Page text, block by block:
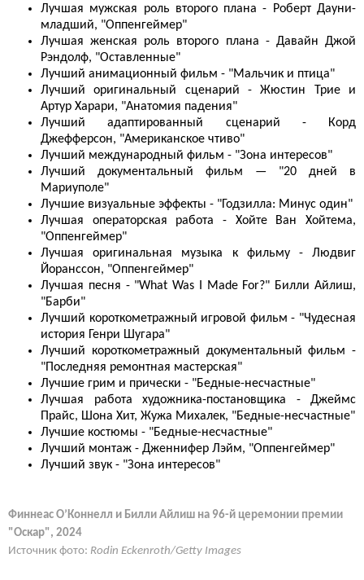
Лучшая мужская роль второго плана - Роберт Дауни-
младший, "Оппенгеймер"
Лучшая женская роль второго плана - Давайн Джой
Рэндолф, "Оставленные"
Лучший анимационный фильм - "Мальчик и птица"
Лучший оригинальный сценарий - Жюстин Трие и
Артур Харари, "Анатомия падения"
Лучший адаптированный сценарий - Корд
Джефферсон, "Американское чтиво"
Лучший международный фильм - "Зона интересов"
Лучший документальный фильм — "20 дней в
Мариуполе"
Лучшие визуальные эффекты - "Годзилла: Минус один"
Лучшая операторская работа - Хойте Ван Хойтема,
"Оппенгеймер"
Лучшая оригинальная музыка к фильму - Людвиг
Йоранссон, "Оппенгеймер"
Лучшая песня - "What Was I Made For?" Билли Айлиш,
"Барби"
Лучший короткометражный игровой фильм - "Чудесная
история Генри Шугара"
Лучший короткометражный документальный фильм -
"Последняя ремонтная мастерская"
Лучшие грим и прически - "Бедные-несчастные"
Лучшая работа художника-постановщика - Джеймс
Прайс, Шона Хит, Жужа Михалек, "Бедные-несчастные"
Лучшие костюмы - "Бедные-несчастные"
Лучший монтаж - Дженнифер Лэйм, "Оппенгеймер"
Лучший звук - "Зона интересов"
Финнеас О’Коннелл и Билли Айлиш на 96-й церемонии премии
"Оскар", 2024
Источник фото: Rodin Eckenroth/Getty Images